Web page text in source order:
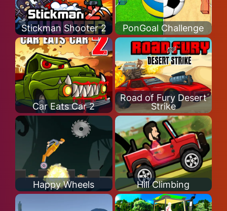
Stickman Shooter 2 PonGoal Challenge
Car Eats Car 2
Road of Fury Desert
Strike
Happy Wheels Hill Climbing